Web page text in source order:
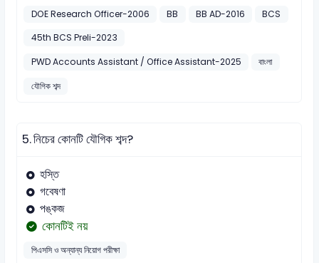
DOE Research Officer-2006
BB BB AD-2016
BCS
45th BCS Preli-2023
PWD Accounts Assistant / Office Assistant-2025
বাংলা
যৌগিক শব্দ
5.নিচের কোনটি যৌগিক শব্দ?
হস্তি
গবেষণা
পঙ্কজ
কোনটিই নয়
পিএসসি ও অন্যান্য নিয়োগ পরীক্ষা